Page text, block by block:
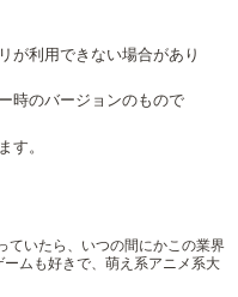
が利用できない場合があり
時のバージョンのもので
す。
ていたら、いつの間にかこの業界
ムも好きで、萌え系アニメ系大